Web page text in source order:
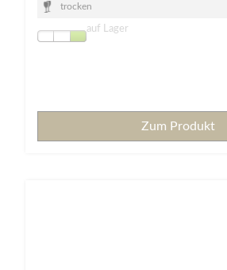
trocken
auf Lager
Zum Produkt